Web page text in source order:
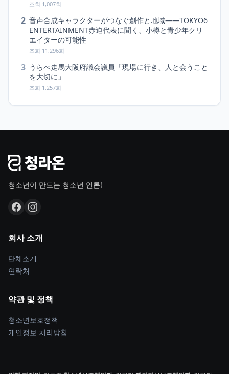
조회 1,007회
2 音声合成キャラクターがつなぐ創作と地域――TOKYO6
ENTERTAINMENT赤迫代表に聞く、小樽と青少年クリ
エイターの可能性
조회 11,296회
3 うらべ走馬大阪府議会議員「現場に行き、人と会うこと
を大切に」
조회 1,257회
청소년이 만드는 청소년 언론!
회사 소개
단체소개
연락처
약관 및 정책
청소년보호정책
개인정보 처리방침